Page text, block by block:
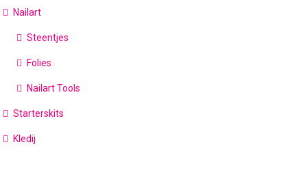
Nailart
Steentjes
Folies
Nailart Tools
Starterskits
Kledij